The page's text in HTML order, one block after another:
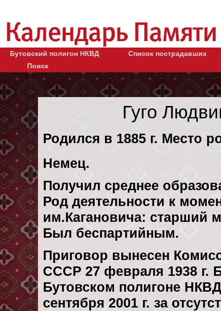
Бутовский полигон НКВД
Список пострадавших
Поиск
Гуго
Родился в 1885 г. Место
Немец.
Получил среднее
Род деятельности к
им.Кагановича: старший
Был беспартийным.
Приговор вынесен
СССР 27 февраля 1938 г.
Бутовском полигоне
сентября 2001 г. за